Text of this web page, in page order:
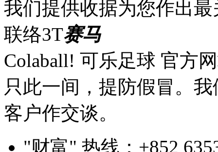
我们提供收据为您作出
联络3T赛马
Colaball! 可乐足球 官方
只此一间，提防假冒。
客户作交谈。
"财富" 热线：+852